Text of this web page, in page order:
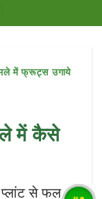
में फ्रूट्स उगाये
में कैसे
से फल